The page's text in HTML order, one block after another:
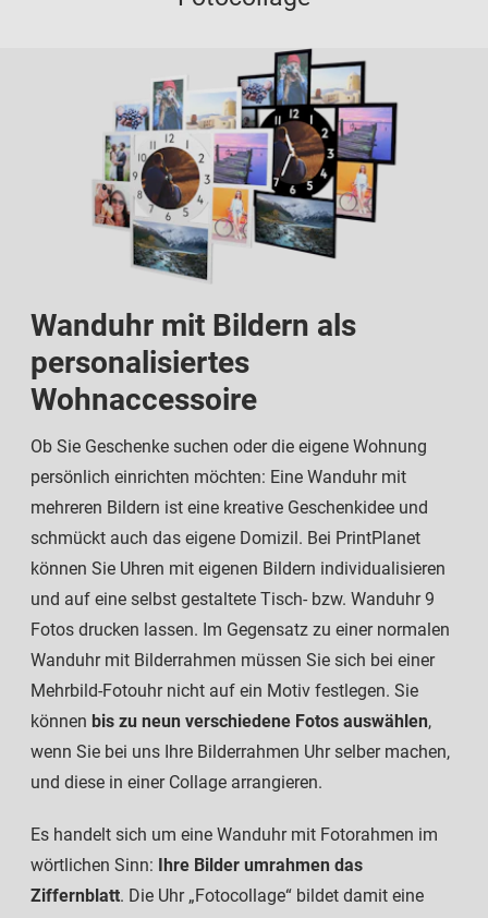
Wanduhr mit Bildern als
personalisiertes
Wohnaccessoire
Ob Sie Geschenke suchen oder die eigene Wohnung
persönlich einrichten möchten: Eine Wanduhr mit
mehreren Bildern ist eine kreative Geschenkidee und
schmückt auch das eigene Domizil. Bei PrintPlanet
können Sie Uhren mit eigenen Bildern individualisieren
und auf eine selbst gestaltete Tisch- bzw. Wanduhr 9
Fotos drucken lassen. Im Gegensatz zu einer normalen
Wanduhr mit Bilderrahmen müssen Sie sich bei einer
Mehrbild-Fotouhr nicht auf ein Motiv festlegen. Sie
können bis zu neun verschiedene Fotos auswählen,
wenn Sie bei uns Ihre Bilderrahmen Uhr selber machen,
und diese in einer Collage arrangieren.
Es handelt sich um eine Wanduhr mit Fotorahmen im
wörtlichen Sinn: Ihre Bilder umrahmen das
Ziffernblatt. Die Uhr „Fotocollage“ bildet damit eine